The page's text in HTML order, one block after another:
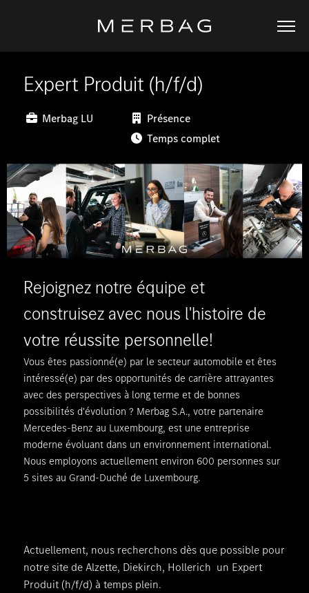
Expert Produit (h/f/d)
Merbag LU
Présence
Temps complet
Rejoignez notre équipe et
construisez avec nous l'histoire de
votre réussite personnelle!
Vous êtes passionné(e) par le secteur automobile et êtes
intéressé(e) par des opportunités de carrière attrayantes
avec des perspectives à long terme et de bonnes
possibilités d'évolution ? Merbag S.A., votre partenaire
Mercedes-Benz au Luxembourg, est une entreprise
moderne évoluant dans un environnement international.
Nous employons actuellement environ 600 personnes sur
5 sites au Grand-Duché de Luxembourg.
Actuellement, nous recherchons dès que possible pour
notre site de Alzette, Diekirch, Hollerich un Expert
Produit (h/f/d) à temps plein.